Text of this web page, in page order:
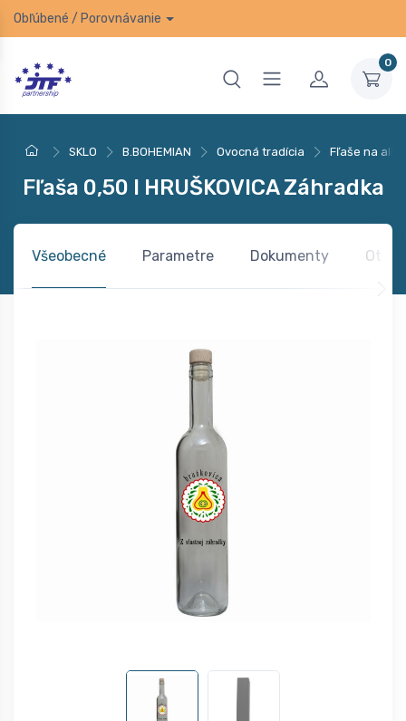
Obľúbené / Porovnávanie
0
SKLO B.BOHEMIAN Ovocná tradícia Fľaše na
Fľaša 0,50 l HRUŠKOVICA Záhradka
Všeobecné Parametre Dokumenty